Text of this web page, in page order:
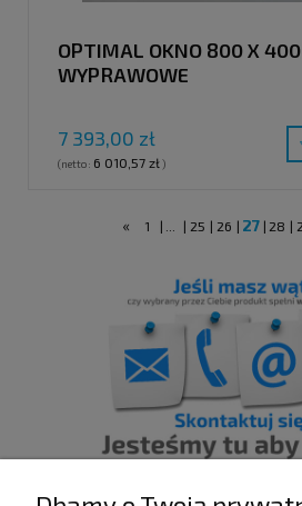
OPTIMAL OKNO 800 X
WYPRAWOWE
7 393,00 zł
(netto: 6 010,57 zł)
« 1 | | 25 | 26 | 27 | 28 |